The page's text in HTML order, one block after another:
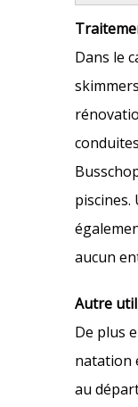
Dans le
aucun
Autre
De plus
natation
au